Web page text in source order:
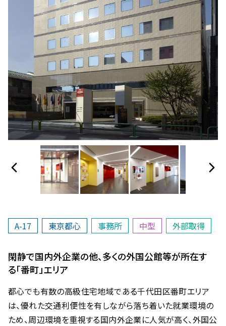
A-17 東京都心 事務所 中型 外部取得
閑静で国内外企業の他、多くの外国公館等が所在す
る「番町」エリア
都心でも有数の高級住宅地域である千代田区番町エリア
は、優れた交通利便性を有しながら落ち着いた就業環境の
ため、周辺環境を重視する国内外企業に人気が高く、外国公